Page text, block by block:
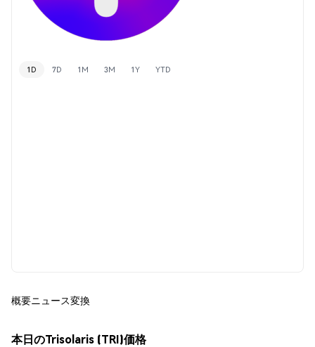
1D 7D 1M 3M 1Y YTD
概要ニュース変換
本日のTrisolaris (TRI)価格